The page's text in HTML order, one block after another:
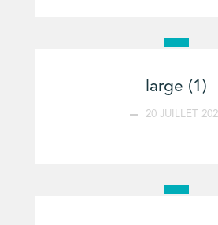
large (1)
20 JUILLET